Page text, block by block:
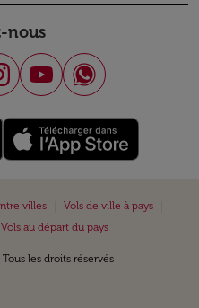
nous
villes Vols de ville à pays
Vols au départ du pays
les droits réservés